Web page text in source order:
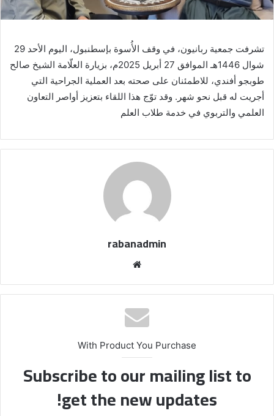
تشرفت جمعية ربانيون، في وقف الأُسوة بإسطنبول، اليوم الأحد 29
شوال 1446هـ الموافق 27 أبريل 2025م، بزيارة العلّامة الشيخ صالح
طوبجو أفندي، للاطمئنان على صحته بعد العملية الجراحية التي
أجريت له قبل نحو شهر. وقد توّج هذا اللقاء بتعزيز أواصر التعاون
العلمي والتربوي في خدمة طلاب العلم
rabanadmin
الوي
ب
With Product You Purchase
Subscribe to our mailing list to
get the new updates!